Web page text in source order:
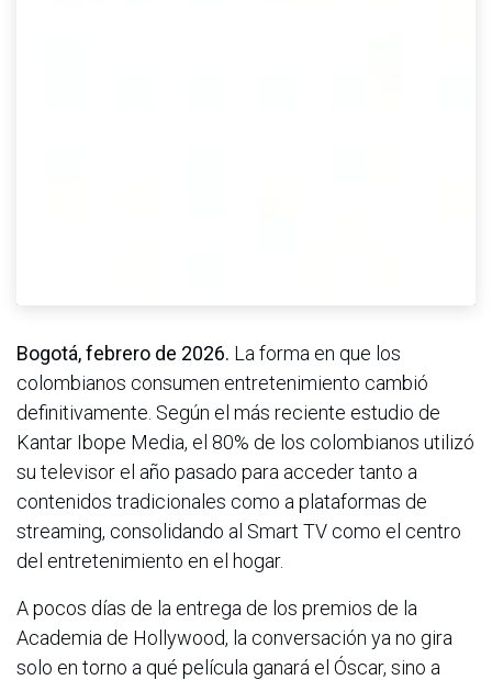
Bogotá, febrero de 2026. La forma en que los
colombianos consumen entretenimiento cambió
definitivamente. Según el más reciente estudio de
Kantar Ibope Media, el 80% de los colombianos utilizó
su televisor el año pasado para acceder tanto a
contenidos tradicionales como a plataformas de
streaming, consolidando al Smart TV como el centro
del entretenimiento en el hogar.
A pocos días de la entrega de los premios de la
Academia de Hollywood, la conversación ya no gira
solo en torno a qué película ganará el Óscar, sino a